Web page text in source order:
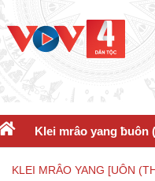
Klei mrâo yang ƀuôn
KLEI MRÂO YANG [UÔN